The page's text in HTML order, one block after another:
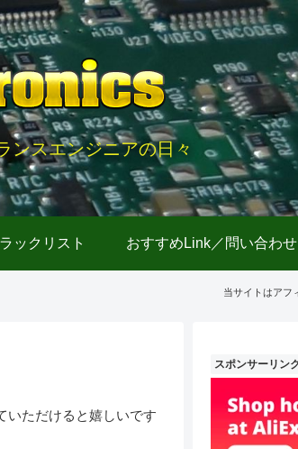
ンスエンジニアの日々
ックリスト おすすめLink／問い合わせ
当サイトはアフ
いただけると嬉しいです
スポンサーリン